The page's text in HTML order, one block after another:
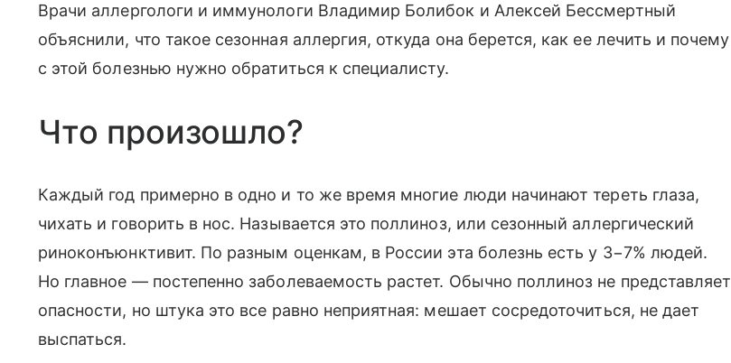
Врачи аллергологи и иммунологи Владимир Болибок и Алексей Бессмертный
объяснили, что такое сезонная аллергия, откуда она берется, как ее лечить и почему
с этой болезнью нужно обратиться к специалисту.
Что произошло?
Каждый год примерно в одно и то же время многие люди начинают тереть глаза,
чихать и говорить в нос. Называется это поллиноз, или сезонный аллергический
риноконъюнктивит. По разным оценкам, в России эта болезнь есть у 3−7% людей.
Но главное — постепенно заболеваемость растет. Обычно поллиноз не представляет
опасности, но штука это все равно неприятная: мешает сосредоточиться, не дает
выспаться.